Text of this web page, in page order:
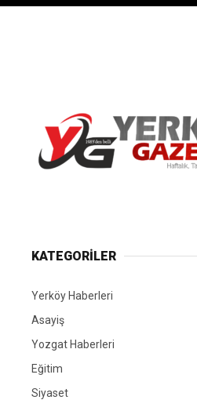
KATEGORİLER
Yerköy Haberleri
Asayiş
Yozgat Haberleri
Eğitim
Siyaset